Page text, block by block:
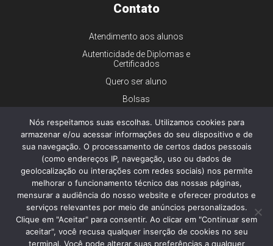
Contato
Atendimento aos alunos
Autenticidade de Diplomas e
Certificados
Quero ser aluno
Bolsas
Trabalhe conosco
Imprensa
Ouvidoria
Dúvidas gerais
© 2026 - Faculdade de Ciências Médicas da Santa Casa de São
Paulo - Todos os direitos reservados.
Nós respeitamos suas escolhas. Utilizamos cookies para
armazenar e/ou acessar informações do seu dispositivo e de
sua navegação. O processamento de certos dados pessoais
(como endereços IP, navegação, uso ou dados de
geolocalização ou interações com redes sociais) nos permite
melhorar o funcionamento técnico das nossas páginas,
mensurar a audiência do nosso website e oferecer produtos e
serviços relevantes por meio de anúncios personalizados.
Clique em "Aceitar" para consentir. Ao clicar em "Continuar sem
aceitar", você recusa qualquer inserção de cookies no seu
terminal. Você pode alterar suas preferências a qualquer